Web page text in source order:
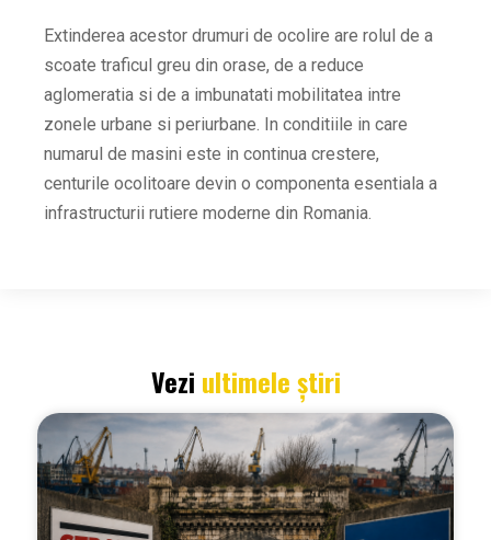
Extinderea acestor drumuri de ocolire are rolul de a
scoate traficul greu din orase, de a reduce
aglomeratia si de a imbunatati mobilitatea intre
zonele urbane si periurbane. In conditiile in care
numarul de masini este in continua crestere,
centurile ocolitoare devin o componenta esentiala a
infrastructurii rutiere moderne din Romania.
Vezi ultimele știri